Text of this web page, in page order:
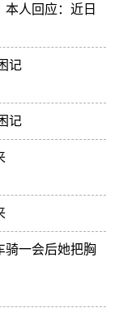
人回应：近日
记
记
骑一会后她把胸